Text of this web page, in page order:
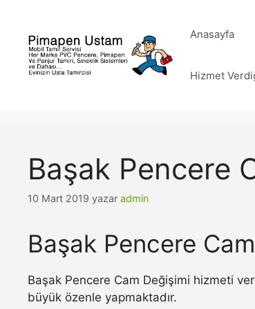
Anasayfa
Hizmet
Başak Pencere
10 Mart 2019 yazar admin
Başak Pencere
Başak Pencere Cam Değişimi hizmeti
büyük özenle yapmaktadır.